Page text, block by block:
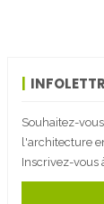
Souhaitez-
l'architecture
Inscrivez-vous